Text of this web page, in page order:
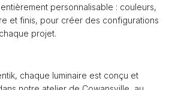
personnalisable : couleurs,
et finis, pour créer des configurations
projet.
chaque luminaire est conçu et